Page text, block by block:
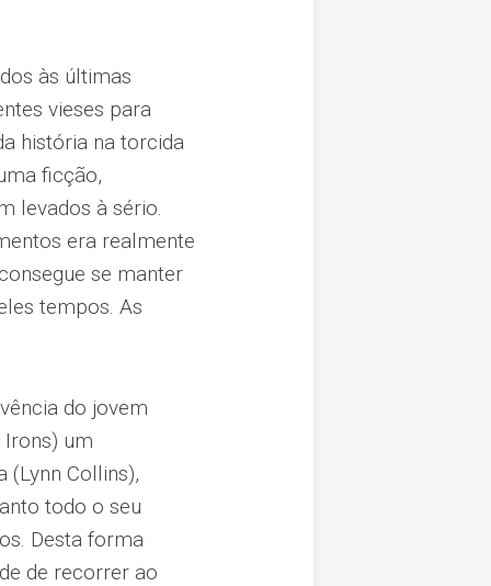
às últimas
vieses para
história na torcida
ficção,
levados à sério.
era realmente
se manter
tempos. As
do jovem
um
Collins),
todo o seu
Desta forma
de recorrer ao